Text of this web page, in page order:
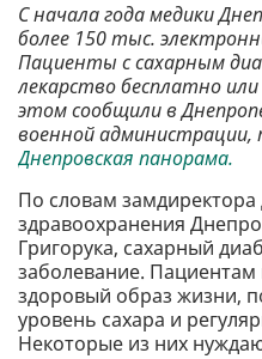
С начала года медики
более 150 тыс.
Пациенты с сахарным
лекарство бесплатно
этом сообщили в
военной администрации,
Днепровская панорама.
По словам замдиректора
здравоохранения
Григорука, сахарный
заболевание.
здоровый образ жизни,
уровень сахара и
Некоторые из них